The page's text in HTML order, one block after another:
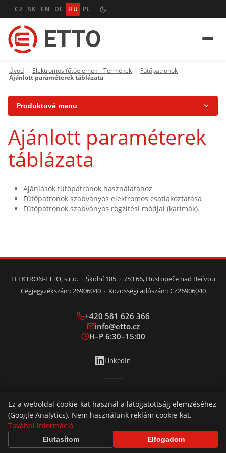
Úvod | Elektromos fűtőelemek – Termékek | Fűtőpatronok |
Ajánlott paraméterek táblázata
Produktové menu
Fűtőpatronok
Csőfűtőtestek
Fűtőszalagok és fűtőmandzsettek
Folyadékok fűtése
Szilárd anyagok fűtése – kontakt fűtés
Vasúti fűtőelemek és alkatrészek
Méz felmelegítése
Ajánlott paraméterek
táblázata
Ajánlások fűtőpatronok használatához
Fűtőpatronok szabványos elektromos csatlakoztatása
Fűtőpatronok szabványos rögzítési módjai (karimák).
CZ SK EN DE HU PL
ETTO
ELEKTRON-ETTO, s.r.o. · Školní 185 · 753 66, Hustopeče nad Bečvou
Cégjegyzékszám: 26906040 · Közösségi adószám: CZ26906040
+420 581 626 366
info@etto.cz
H–P 6:30–15:00
LinkedIn
CZ SK PL
Adatvédelem© 2026 ELEKTRON-ETTO, s.r.o.Cookies
Ez a weboldal cookie-kat használ a látogatottság elemzéséhez
(Google Analytics). Nem használunk reklám cookie-kat.
További információ
Elutasítom Elfogadom